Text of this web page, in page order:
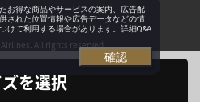
を選択
All rights reserved.
お得な商品やサービスの案内、広告配
された位置情報や広告データなどの情
けて利用する場合があります。詳細Q&A
確認